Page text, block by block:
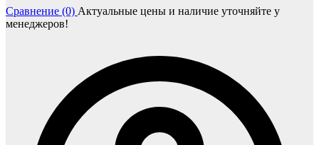
Сравнение (0) Актуальные цены и наличие уточняйте у
менеджеров!